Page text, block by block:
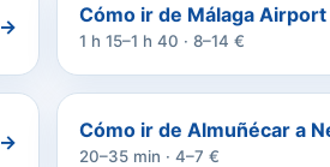
→ Cómo ir de Málaga Airport
1 h 15–1 h 40 · 8–14 €
→ Cómo ir de Almuñécar a
20–35 min · 4–7 €